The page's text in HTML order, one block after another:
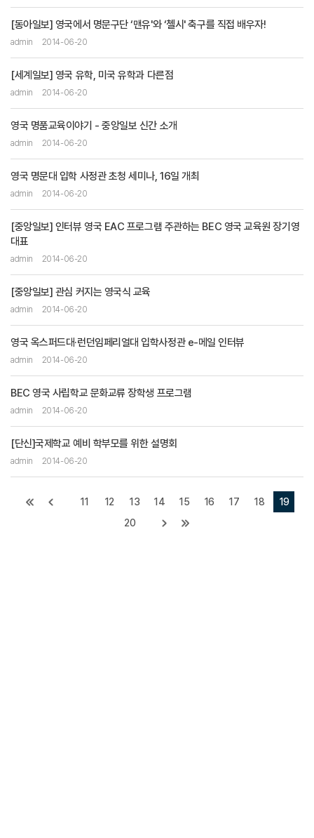
[동아일보] 영국에서 명문구단 ‘맨유'와 ‘첼시' 축구를 직접 배우자!
admin 2014-06-20
[세계일보] 영국 유학, 미국 유학과 다른점
admin 2014-06-20
영국 명품교육이야기 - 중앙일보 신간 소개
admin 2014-06-20
영국 명문대 입학 사정관 초청 세미나, 16일 개최
admin 2014-06-20
[중앙일보] 인터뷰 영국 EAC 프로그램 주관하는 BEC 영국 교육원 장기영
대표
admin 2014-06-20
[중앙일보] 관심 커지는 영국식 교육
admin 2014-06-20
영국 옥스퍼드대·런던임페리얼대 입학사정관 e-메일 인터뷰
admin 2014-06-20
BEC 영국 사립학교 문화교류 장학생 프로그램
admin 2014-06-20
[단신]국제학교 예비 학부모를 위한 설명회
admin 2014-06-20
11 12 13 14 15 16 17 18
19
20